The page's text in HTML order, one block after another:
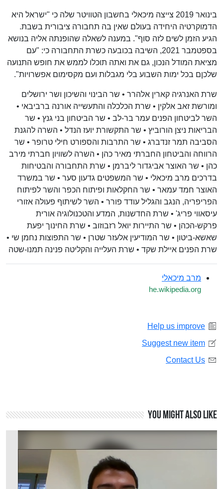
בינואר 2019 צייצה מיכאלי בחשבון הטוויטר שלה כי "ישראל היא
הדמוקרטיה היחידה בעולם שאין בה תחבורה ציבורית בשבת.
הגיע הזמן לשים לזה סוף". במענה לשאלה שהופנתה אליה בנושא
בספטמבר 2021, השיבה בכובעה כשרת התחבורה כי: "עם
מציאת המודל הנכון, גם את ואתה תוכלו לממש את חופש התנועה
שלכןם בכל ימות השבוע בלי מגבלות ועם מקסימום אפשרויות".
שרת האנרגיה קארין אלהרר • שר הבינוי והשיכון ושר ירושלים
ומורשת זאב אלקין • שרת הכלכלה והתעשייה אורנה ברביבאי •
השר לביטחון הפנים עמר בר-לב • שר הביטחון בני גנץ • שר
הבריאות ניצן הורוביץ • שר התקשורת יועז הנדל • השרה להגנת
הסביבה תמר זנדברג • שר התרבות והספורט חילי טרופר • שר
הרווחה והביטחון החברתי מאיר כהן • השרה לשוויון חברתי מירב
כהן • שר האוצר אביגדור ליברמן • שרת התחבורה והבטיחות
בדרכים מרב מיכאלי • שר המשפטים גדעון סער • שר במשרד
האוצר חמד עמאר • שר החקלאות ופיתוח הכפר והשר לפיתוח
הפריפריה, הנגב והגליל עודד פורר • השר לשיתוף פעולה אזורי
עיסאווי פריג' • שרת החדשנות, המדע והטכנולוגיה אורית
פרקש-הכהן • שר התיירות יואל רזבוזוב • שרת החינוך יפעת
שאשא-ביטון • שר המודיעין אלעזר שטרן • שר התפוצות נחמן שי •
שרת הפנים איילת שקד • שרת העלייה והקליטה פנינה תמנו-שטה
מרב מיכאלי
he.wikipedia.org
Help us improve
Suggest new item
Contact Us
You might also like